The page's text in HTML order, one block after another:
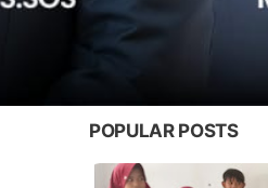
POPULAR POSTS